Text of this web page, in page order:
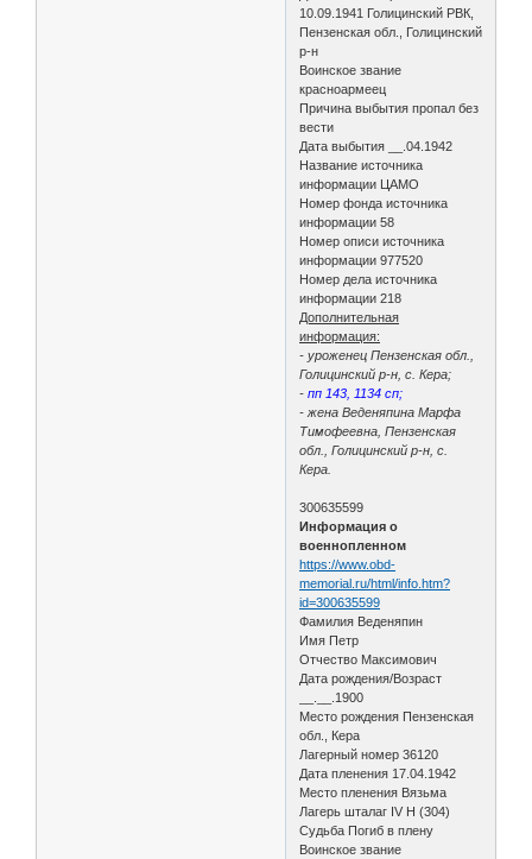
10.09.1941 Голицинский РВК,
Пензенская обл., Голицинский
р-н
Воинское звание
красноармеец
Причина выбытия пропал без
вести
Дата выбытия __.04.1942
Название источника
информации ЦАМО
Номер фонда источника
информации 58
Номер описи источника
информации 977520
Номер дела источника
информации 218
Дополнительная
информация:
- уроженец Пензенская обл.,
Голицинский р-н, с. Кера;
-пп 143, 1134 сп;
- жена Веденяпина Марфа
Тимофеевна, Пензенская
обл., Голицинский р-н, с.
Кера.
300635599
Информация о
военнопленном
https://www.obd-
memorial.ru/html/info.htm?
id=300635599
Фамилия Веденяпин
Имя Петр
Отчество Максимович
Дата рождения/Возраст
__.__.1900
Место рождения Пензенская
обл., Кера
Лагерный номер 36120
Дата пленения 17.04.1942
Место пленения Вязьма
Лагерь шталаг IV H (304)
Судьба Погиб в плену
Воинское звание